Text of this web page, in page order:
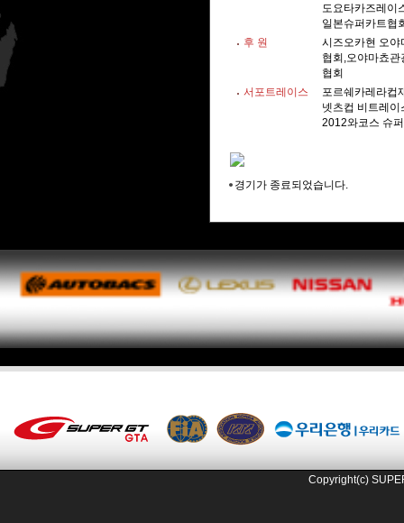
도요타카즈레이
일본슈퍼카트협
후 원
시즈오카현 오야
협회,오야마쵸
협회
서포트레이스
포르쉐카레라컵
넷츠컵 비트레
2012와코스 슈
경기가 종료되었습니다.
Copyright(c)